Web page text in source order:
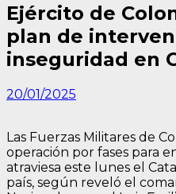
Ejército de
plan de
inseguridad en
20/01/2025
Las Fuerzas Militares de
operación por fases para
atraviesa este lunes el
país, según reveló el